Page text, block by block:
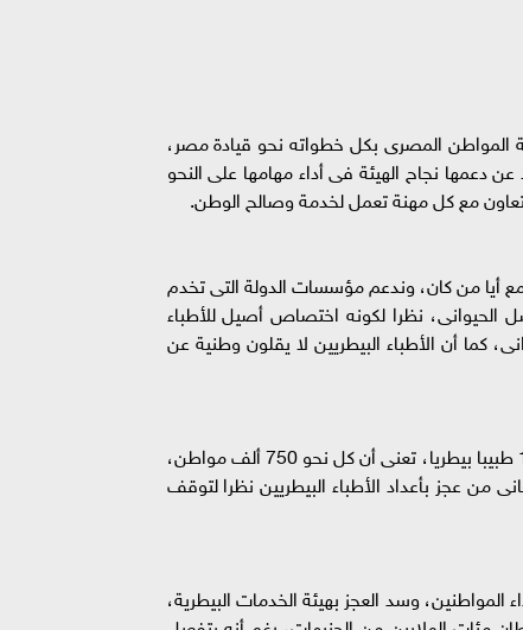
المواطن المصرى بكل خطواته نحو قيادة مصر،
نجاح الهيئة فى أداء مهامها على النحو
مع كل مهنة تعمل لخدمة وصالح الوطن.
أيا من كان، وندعم مؤسسات الدولة التى تخدم
نظرا لكونه اختصاص أصيل للأطباء
كما أن الأطباء البيطريين لا يقلون وطنية عن
وأشار نقيب الأطباء البيطريين، إلى أنه وفقا لتصريحات رئيس هيئة سلامة الغذاء الأخيرة، والتى تضمنت أن الهيئة يعمل بها 115 طبيبا بيطريا، تعنى أن كل نحو 750 ألف مواطن،
من عجز بأعداد الأطباء البيطريين نظرا لتوقف
وسد العجز بهيئة الخدمات البيطرية،